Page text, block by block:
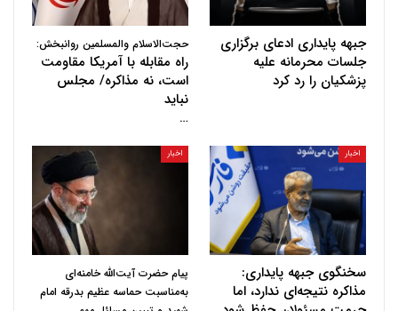
جبهه پایداری ادعای برگزاری
جلسات محرمانه علیه
پزشکیان را رد کرد
حجت‌الاسلام والمسلمین روانبخش:
راه مقابله با آمریکا مقاومت
است، نه مذاکره/ مجلس
نباید
…
اخبار
سخنگوی جبهه پایداری:
مذاکره نتیجه‌ای ندارد، اما
اخبار
پیام حضرت آیت‌الله خامنه‌ای
به‌مناسبت حماسه عظیم بدرقه امام